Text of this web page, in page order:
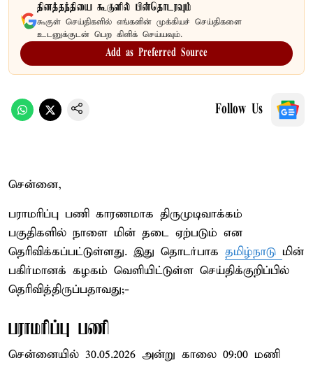
தினத்தந்தியை கூகுளில் பின்தொடரவும்
கூகுள் செய்திகளில் எங்களின் முக்கியச் செய்திகளை
உடனுக்குடன் பெற கிளிக் செய்யவும்.
Add as Preferred Source
Follow Us
சென்னை,
பராமரிப்பு பணி காரணமாக திருமுடிவாக்கம்
பகுதிகளில் நாளை மின் தடை ஏற்படும் என
தெரிவிக்கப்பட்டுள்ளது. இது தொடர்பாக தமிழ்நாடு மின்
பகிர்மானக் கழகம் வெளியிட்டுள்ள செய்திக்குறிப்பில்
தெரிவித்திருப்பதாவது;-
பராமரிப்பு பணி
சென்னையில் 30.05.2026 அன்று காலை 09:00 மணி